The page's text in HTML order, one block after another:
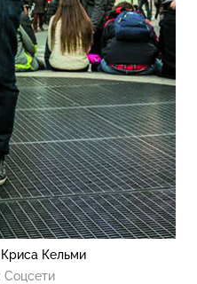
Кельми
Соцсети